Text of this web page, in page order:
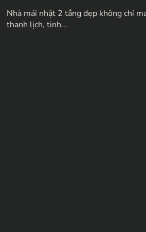
Nhà mái nhật 2 tầng đẹp không chỉ
thanh lịch, tinh...